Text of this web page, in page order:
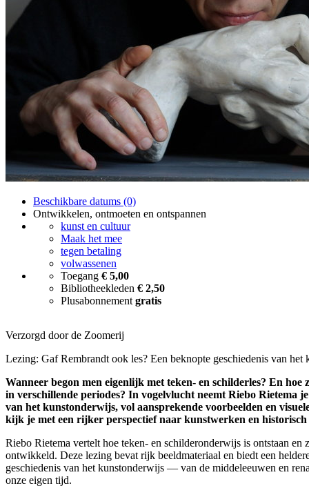
Beschikbare datums (0)
Ontwikkelen, ontmoeten en ontspannen
kunst en cultuur
Maak het mee
tegen betaling
volwassenen
Toegang € 5,00
Bibliotheekleden € 2,50
Plusabonnement gratis
Verzorgd door de Zoomerij
Lezing: Gaf Rembrandt ook les? Een beknopte geschiedenis van het
Wanneer begon men eigenlijk met teken- en schilderles? En
in verschillende periodes? In vogelvlucht neemt Riebo Rietema
van het kunstonderwijs, vol aansprekende voorbeelden en
kijk je met een rijker perspectief naar kunstwerken en historisch
Riebo Rietema vertelt hoe teken- en schilderonderwijs is ontstaan en
ontwikkeld. Deze lezing bevat rijk beeldmateriaal en biedt een
geschiedenis van het kunstonderwijs — van de middeleeuwen en
onze eigen tijd.